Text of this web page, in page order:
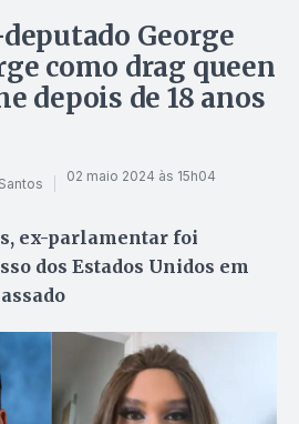
George
como drag queen
depois de 18 anos
02 maio 2024 às 15h04
ex-parlamentar foi
dos Estados Unidos em